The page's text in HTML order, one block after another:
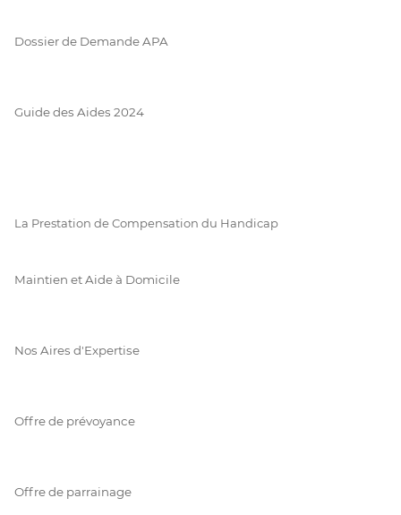
Dossier de Demande APA
Guide des Aides 2024
La Prestation de Compensation du Handicap
Maintien et Aide à Domicile
Nos Aires d'Expertise
Offre de prévoyance
Offre de parrainage